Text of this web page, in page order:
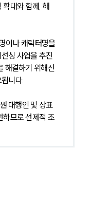
확대와 함께, 해
이나 캐릭터명을
싱 사업을 추진
해결하기 위해선
니다.
대행인 및 상표
하므로 선제적 조